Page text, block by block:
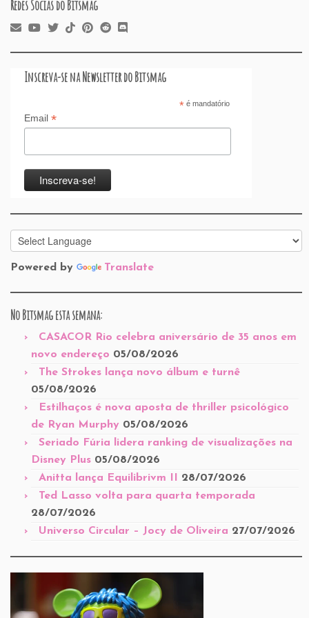
Redes Socias do Bitsmag
Inscreva-se na Newsletter do Bitsmag
*é mandatório
Email *
Powered by Translate
No Bitsmag esta semana:
CASACOR Rio celebra aniversário de 35 anos em
novo endereço 05/08/2026
The Strokes lança novo álbum e turnê
05/08/2026
Estilhaços é nova aposta de thriller psicológico
de Ryan Murphy 05/08/2026
Seriado Fúria lidera ranking de visualizações na
Disney Plus 05/08/2026
Anitta lança Equilibrivm II 28/07/2026
Ted Lasso volta para quarta temporada
28/07/2026
Universo Circular – Jocy de Oliveira 27/07/2026